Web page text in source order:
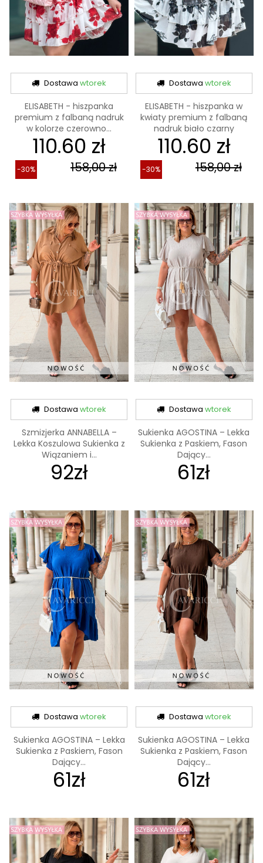
Dostawawtorek
ELISABETH - hiszpanka
premium z falbaną nadruk
w kolorze czerowno...
110.60 zł
158,00 zł
-30%
Dostawa wtorek
ELISABETH - hiszpanka w
kwiaty premium z falbaną
nadruk biało czarny
110.60 zł
158,00 zł
-30%
Dostawawtorek
Szmizjerka ANNABELLA –
Lekka Koszulowa Sukienka z
Wiązaniem i...
92zł
Dostawa wtorek
Sukienka AGOSTINA – Lekka
Sukienka z Paskiem, Fason
Dający...
61zł
Dostawawtorek
Sukienka AGOSTINA – Lekka
Sukienka z Paskiem, Fason
Dający...
61zł
Dostawa wtorek
Sukienka AGOSTINA – Lekka
Sukienka z Paskiem, Fason
Dający...
61zł